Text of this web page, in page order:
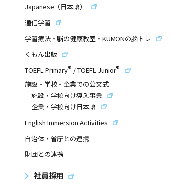
Japanese（日本語）
通信学習
学習療法・脳の健康教室・KUMONの脳トレ
くもん出版
TOEFL Primary® /TOEFL Junior®
施設・学校・企業での公文式
施設・学校向け導入事業
企業・学校向け日本語
English Immersion Activities
自治体・省庁との連携
財団との連携
社員採用